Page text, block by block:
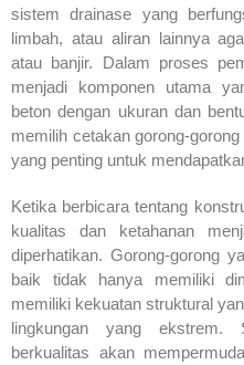
sistem drainase yang
limbah, atau aliran lainnya
atau banjir. Dalam proses
menjadi komponen utama
beton dengan ukuran dan
memilih cetakan gorong-
yang penting untuk
Ketika berbicara tentang
kualitas dan ketahanan
diperhatikan. Gorong-gorong
baik tidak hanya memiliki
memiliki kekuatan struktural
lingkungan yang ekstrem.
berkualitas akan